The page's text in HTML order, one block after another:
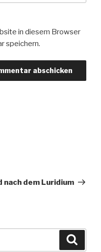
in diesem Browser
speichern.
nach dem Luridium